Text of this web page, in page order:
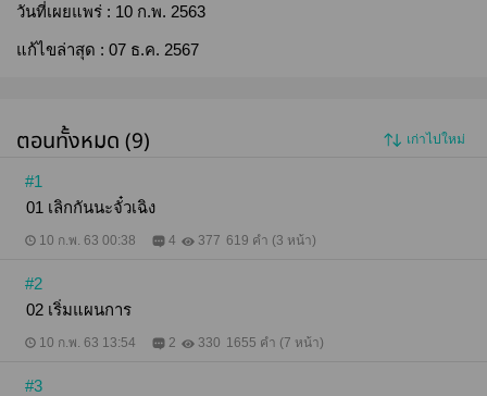
วันที่เผยแพร่ : 10 ก.พ. 2563
แก้ไขล่าสุด : 07 ธ.ค. 2567
ตอนทั้งหมด (9) เก่าไปใหม่
#1
01 เลิกกันนะจั๋วเฉิง
10 ก.พ. 63 00:38 4 377 619 คำ (3 หน้า)
#2
02 เริ่มแผนการ
10 ก.พ. 63 13:54 2 330 1655 คำ (7 หน้า)
#3